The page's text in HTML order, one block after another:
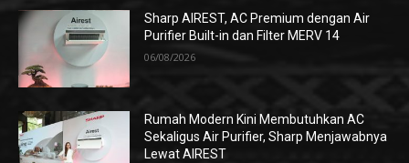
Sharp AIREST, AC Premium dengan Air
Purifier Built-in dan Filter MERV 14
06/08/2026
Rumah Modern Kini Membutuhkan AC
Sekaligus Air Purifier, Sharp Menjawabnya
Lewat AIREST